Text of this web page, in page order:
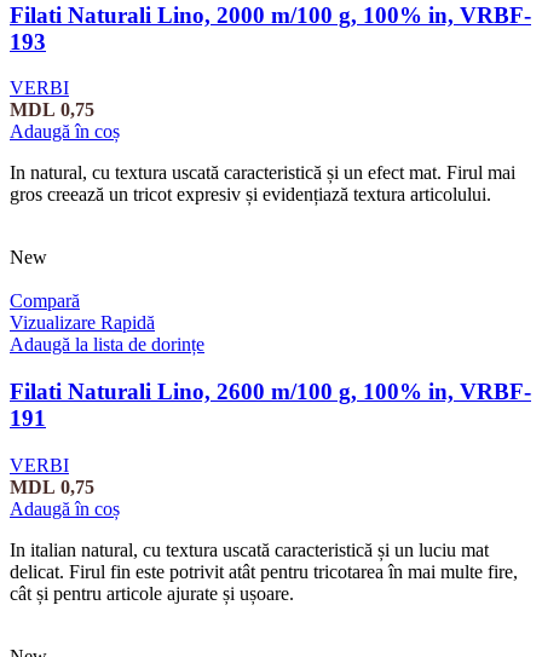
Filati Naturali Lino, 2000 m/100 g, 100% in, VRBF-
193
VERBI
MDL 0,75
Adaugă în coș
In natural, cu textura uscată caracteristică și un efect mat. Firul mai
gros creează un tricot expresiv și evidențiază textura articolului.
New
Compară
Vizualizare Rapidă
Adaugă la lista de dorințe
Filati Naturali Lino, 2600 m/100 g, 100% in, VRBF-
191
VERBI
MDL 0,75
Adaugă în coș
In italian natural, cu textura uscată caracteristică și un luciu mat
delicat. Firul fin este potrivit atât pentru tricotarea în mai multe fire,
cât și pentru articole ajurate și ușoare.